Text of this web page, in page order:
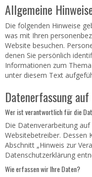
Allgemeine
Die folgenden Hinweise
was mit Ihren
Website besuchen.
denen Sie persönlich
Informationen zum
unter diesem Text
Datenerfassung
Wer ist verantwortlich für die
Die Datenverarbeitung
Websitebetreiber. Dessen
Abschnitt „Hinweis zur
Datenschutzerklärung
Wie erfassen wir Ihre Daten?